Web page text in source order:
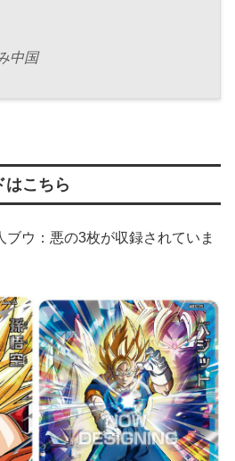
中国
はこちら
ウ：悪の3枚が収録されていま